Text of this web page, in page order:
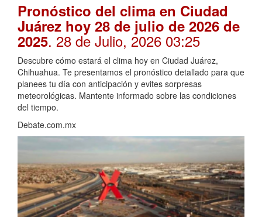
Pronóstico del clima en Ciudad
Juárez hoy 28 de julio de 2026 de
2025. 28 de Julio, 2026 03:25
Descubre cómo estará el clima hoy en Ciudad Juárez,
Chihuahua. Te presentamos el pronóstico detallado para que
planees tu día con anticipación y evites sorpresas
meteorológicas. Mantente informado sobre las condiciones
del tiempo.
Debate.com.mx